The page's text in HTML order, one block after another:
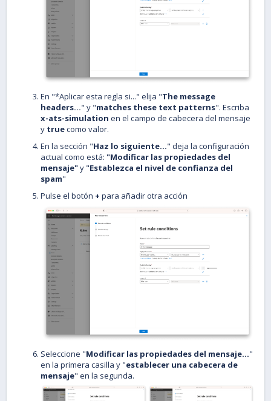
En "*Aplicar esta regla si..." elija "The message
headers..." y "matches these text patterns". Escriba
x-ats-simulation en el campo de cabecera del mensaje
y truecomo valor.
En la sección "Haz lo siguiente..." deja la configuración
actual como está: "Modificar las propiedades del
mensaje"y "Establezca el nivel de confianza del
spam"
Pulse el botón + para añadir otra acción
Seleccione "Modificar las propiedades del mensaje..."
en la primera casilla y "establecer una cabecera de
mensaje" en la segunda.